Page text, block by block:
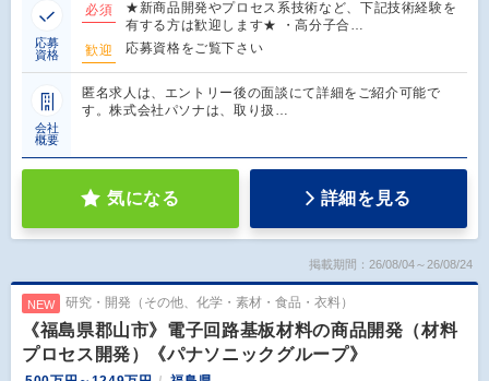
応募
資格
必須
★新商品開発やプロセス系技術など、下記技術経験を
有する方は歓迎します★ ・高分子合…
歓迎
応募資格をご覧下さい
会社
概要
匿名求人は、エントリー後の面談にて詳細をご紹介可能で
す。株式会社パソナは、取り扱…
気になる 詳細を見る
掲載期間：26/08/04～26/08/24
NEW 研究・開発（その他、化学・素材・食品・衣料）
《福島県郡山市》電子回路基板材料の商品開発（材料
プロセス開発）《パナソニックグループ》